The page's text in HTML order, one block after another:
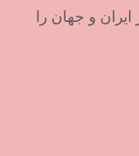
و جهان را